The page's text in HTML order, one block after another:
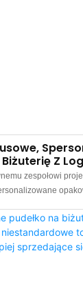
Z
Z
zespołowi
Ponadto, nasze
standardami i
Dzięki tak wielu